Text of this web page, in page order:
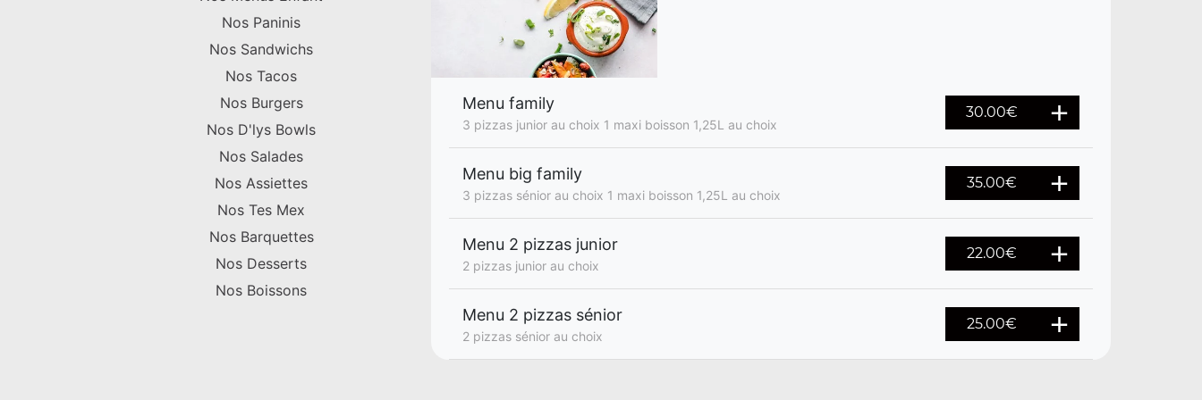
Nos Paninis
Nos Sandwichs
Nos Tacos
Nos Burgers
Nos D'lys Bowls
Nos Salades
Nos Assiettes
Nos Tes Mex
Nos Barquettes
Nos Desserts
Nos Boissons
Menu family
3 pizzas junior au choix 1 maxi boisson 1,25L au choix
30.00€
Menu big family
3 pizzas sénior au choix 1 maxi boisson 1,25L au choix
35.00€
Menu 2 pizzas junior
2 pizzas junior au choix
22.00€
Menu 2 pizzas sénior
2 pizzas sénior au choix
25.00€